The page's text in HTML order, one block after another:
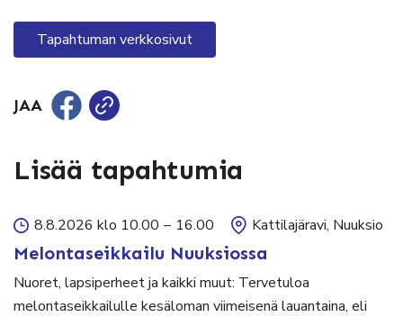
Tapahtuman verkkosivut
JAA
Lisää tapahtumia
8.8.2026 klo 10.00 – 16.00 Kattilajäravi, Nuuksio
Melontaseikkailu Nuuksiossa
Nuoret, lapsiperheet ja kaikki muut: Tervetuloa
melontaseikkailulle kesäloman viimeisenä lauantaina, eli